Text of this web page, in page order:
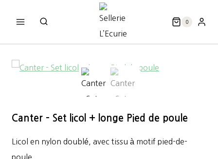
0
Canter – Set licol + longe Pied de poule
Licol en nylon doublé, avec tissu à motif pied-de-
poule.